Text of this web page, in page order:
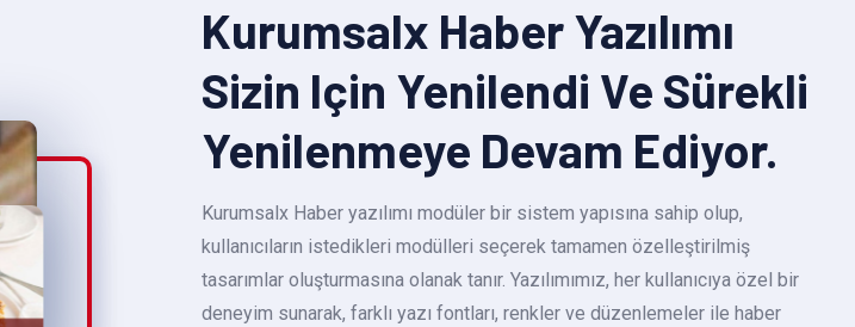
Kurumsalx Haber Yazılımı
Sizin Için Yenilendi Ve Sürekli
Yenilenmeye Devam Ediyor.
Kurumsalx Haber yazılımı modüler bir sistem yapısına sahip olup,
kullanıcıların istedikleri modülleri seçerek tamamen özelleştirilmiş
tasarımlar oluşturmasına olanak tanır. Yazılımımız, her kullanıcıya özel bir
deneyim sunarak, farklı yazı fontları, renkler ve düzenlemeler ile haber